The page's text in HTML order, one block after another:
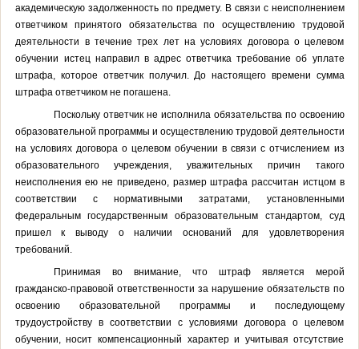
академическую задолженность по предмету. В связи с неисполнением
ответчиком принятого обязательства по осуществлению трудовой
деятельности в течение трех лет на условиях договора о целевом
обучении истец направил в адрес ответчика требование об уплате
штрафа, которое ответчик получил. До настоящего времени сумма
штрафа ответчиком не погашена.
Поскольку ответчик не исполнила обязательства по освоению
образовательной программы и осуществлению трудовой деятельности
на условиях договора о целевом обучении в связи с отчислением из
образовательного учреждения, уважительных причин такого
неисполнения ею не приведено, размер штрафа рассчитан истцом в
соответствии с нормативными затратами, установленными
федеральным государственным образовательным стандартом, суд
пришел к выводу о наличии оснований для удовлетворения
требований.
Принимая во внимание, что штраф является мерой
гражданско-правовой ответственности за нарушение обязательств по
освоению образовательной программы и последующему
трудоустройству в соответствии с условиями договора о целевом
обучении, носит компенсационный характер и учитывая отсутствие